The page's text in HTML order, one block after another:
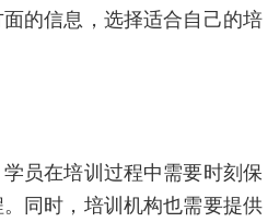
的信息，选择适合自己的培
员在培训过程中需要时刻保
同时，培训机构也需要提供